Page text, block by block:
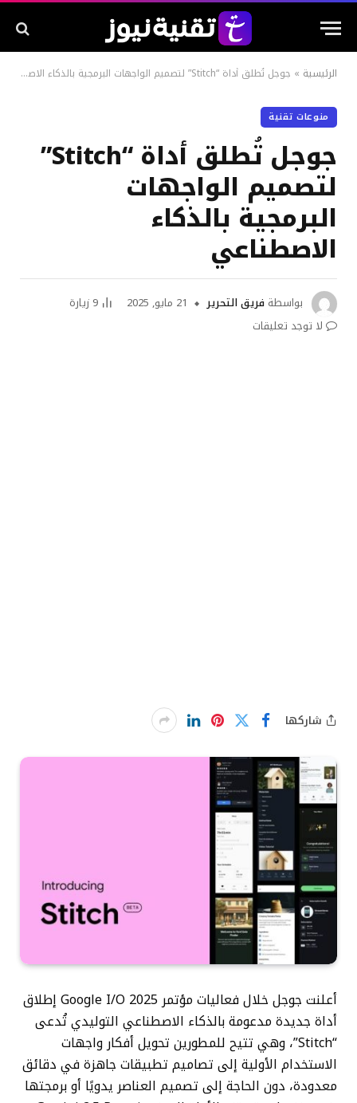
الرئيسية » جوجل تُطلق أداة “Stitch” لتصميم الواجهات البرمجية بالذكاء الاصطناعي
منوعات تقنية
جوجل تُطلق أداة “Stitch”
لتصميم الواجهات
البرمجية بالذكاء
الاصطناعي
بواسطة فريق التحرير 21 مايو, 2025 9 زيارة
لا توجد تعليقات
شاركها
أعلنت جوجل خلال فعاليات مؤتمر Google I/O 2025 إطلاق
أداة جديدة مدعومة بالذكاء الاصطناعي التوليدي تُدعى
“Stitch”، وهي تتيح للمطورين تحويل أفكار واجهات
الاستخدام الأولية إلى تصاميم تطبيقات جاهزة في دقائق
معدودة، دون الحاجة إلى تصميم العناصر يدويًا أو برمجتها